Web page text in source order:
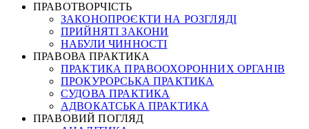
ПРАВОТВОРЧІСТЬ
ЗАКОНОПРОЄКТИ НА РОЗГЛЯДІ
ПРИЙНЯТІ ЗАКОНИ
НАБУЛИ ЧИННОСТІ
ПРАВОВА ПРАКТИКА
ПРАКТИКА ПРАВООХОРОННИХ ОРГАНІВ
ПРОКУРОРСЬКА ПРАКТИКА
СУДОВА ПРАКТИКА
АДВОКАТСЬКА ПРАКТИКА
ПРАВОВИЙ ПОГЛЯД